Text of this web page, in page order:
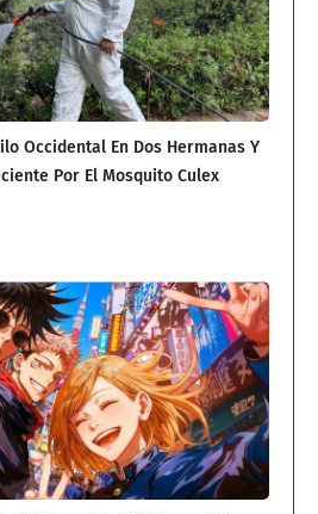
Occidental En Dos Hermanas Y
Por El Mosquito Culex